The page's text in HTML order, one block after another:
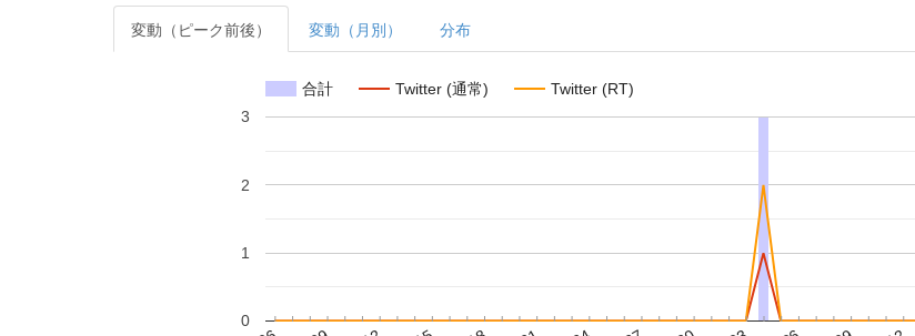
変動（ピーク前後） 変動（月別） 分布
合計 Twitter (通常) Twitter (RT)
0
1
2
3